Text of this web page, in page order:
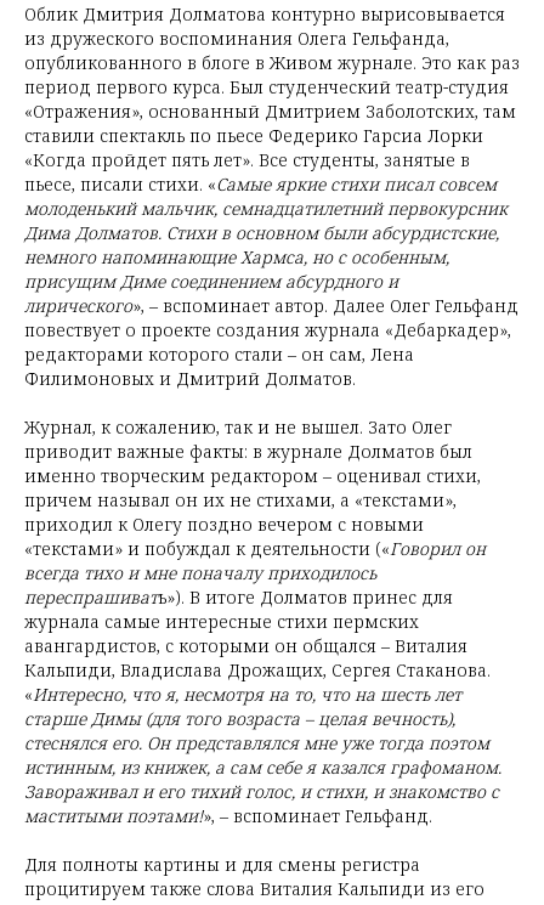
Облик Дмитрия Долматова контурно вырисовывается
из дружеского воспоминания Олега Гельфанда,
опубликованного в блоге в Живом журнале. Это как раз
период первого курса. Был студенческий театр-студия
«Отражения», основанный Дмитрием Заболотских, там
ставили спектакль по пьесе Федерико Гарсиа Лорки
«Когда пройдет пять лет». Все студенты, занятые в
пьесе, писали стихи. «Самые яркие стихи писал совсем
молоденький мальчик, семнадцатилетний первокурсник
Дима Долматов. Стихи в основном были абсурдистские,
немного напоминающие Хармса, но с особенным,
присущим Диме соединением абсурдного и
лирического», – вспоминает автор. Далее Олег Гельфанд
повествует о проекте создания журнала «Дебаркадер»,
редакторами которого стали – он сам, Лена
Филимоновых и Дмитрий Долматов.
Журнал, к сожалению, так и не вышел. Зато Олег
приводит важные факты: в журнале Долматов был
именно творческим редактором – оценивал стихи,
причем называл он их не стихами, а «текстами»,
приходил к Олегу поздно вечером с новыми
«текстами» и побуждал к деятельности («Говорил он
всегда тихо и мне поначалу приходилось
переспрашивать»). В итоге Долматов принес для
журнала самые интересные стихи пермских
авангардистов, с которыми он общался – Виталия
Кальпиди, Владислава Дрожащих, Сергея Стаканова.
«Интересно, что я, несмотря на то, что на шесть лет
старше Димы (для того возраста – целая вечность),
стеснялся его. Он представлялся мне уже тогда поэтом
истинным, из книжек, а сам себе я казался графоманом.
Завораживал и его тихий голос, и стихи, и знакомство с
маститыми поэтами!», – вспоминает Гельфанд.
Для полноты картины и для смены регистра
процитируем также слова Виталия Кальпиди из его